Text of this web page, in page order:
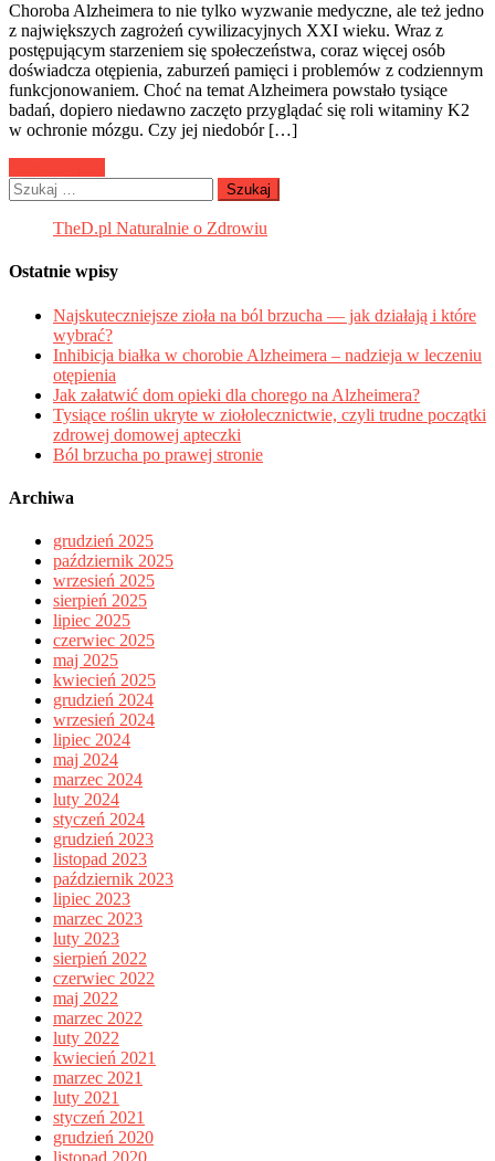
Choroba Alzheimera to nie tylko wyzwanie medyczne, ale też jedno
z największych zagrożeń cywilizacyjnych XXI wieku. Wraz z
postępującym starzeniem się społeczeństwa, coraz więcej osób
doświadcza otępienia, zaburzeń pamięci i problemów z codziennym
funkcjonowaniem. Choć na temat Alzheimera powstało tysiące
badań, dopiero niedawno zaczęto przyglądać się roli witaminy K2
w ochronie mózgu. Czy jej niedobór […]
Nawigacja
po
wpisach
Szukaj:
TheD.pl Naturalnie o Zdrowiu
Ostatnie wpisy
Najskuteczniejsze zioła na ból brzucha — jak działają i które
wybrać?
Inhibicja białka w chorobie Alzheimera – nadzieja w leczeniu
otępienia
Jak załatwić dom opieki dla chorego na Alzheimera?
Tysiące roślin ukryte w ziołolecznictwie, czyli trudne początki
zdrowej domowej apteczki
Ból brzucha po prawej stronie
Archiwa
grudzień 2025
październik 2025
wrzesień 2025
sierpień 2025
lipiec 2025
czerwiec 2025
maj 2025
kwiecień 2025
grudzień 2024
wrzesień 2024
lipiec 2024
maj 2024
marzec 2024
luty 2024
styczeń 2024
grudzień 2023
listopad 2023
październik 2023
lipiec 2023
marzec 2023
luty 2023
sierpień 2022
czerwiec 2022
maj 2022
marzec 2022
luty 2022
kwiecień 2021
marzec 2021
luty 2021
styczeń 2021
grudzień 2020
listopad 2020